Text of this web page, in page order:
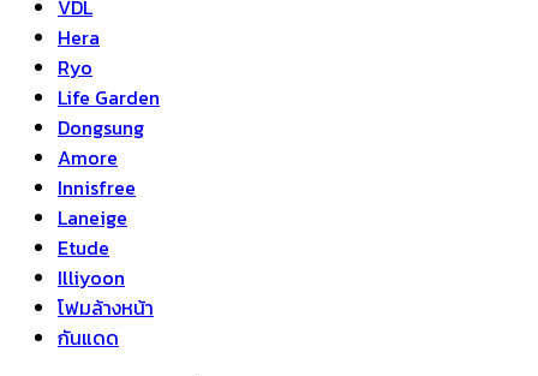
VDL
Hera
Ryo
Life Garden
Dongsung
Amore
Innisfree
Laneige
Etude
Illiyoon
โฟมล้างหน้า
กันแดด